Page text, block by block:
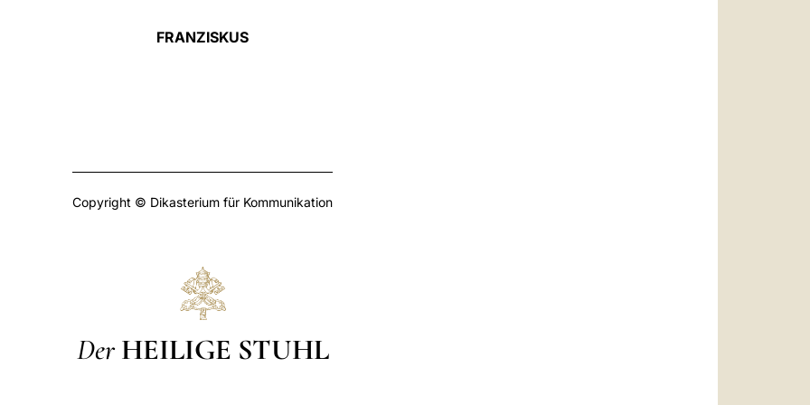
FRANZISKUS
Copyright © Dikasterium für Kommunikation
Der HEILIGE STUHL